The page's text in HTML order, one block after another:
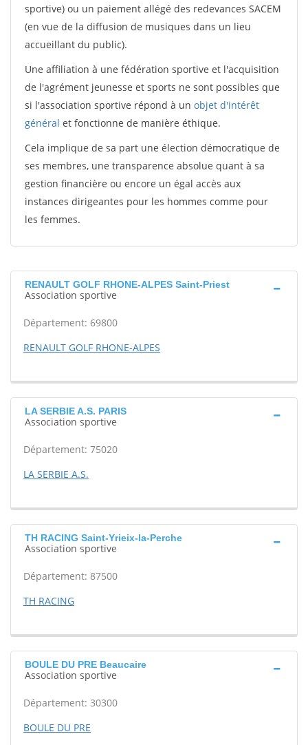
sportive) ou un paiement allégé des redevances SACEM
(en vue de la diffusion de musiques dans un lieu
accueillant du public).
Une affiliation à une fédération sportive et l'acquisition
de l'agrément jeunesse et sports ne sont possibles que
si l'association sportive répond à un objet d'intérêt
général et fonctionne de manière éthique.
Cela implique de sa part une élection démocratique de
ses membres, une transparence absolue quant à sa
gestion financière ou encore un égal accès aux
instances dirigeantes pour les hommes comme pour
les femmes.
RENAULT GOLF RHONE-ALPES Saint-Priest
Association sportive
Département: 69800
RENAULT GOLF RHONE-ALPES
LA SERBIE A.S. PARIS
Association sportive
Département: 75020
LA SERBIE A.S.
TH RACING Saint-Yrieix-la-Perche
Association sportive
Département: 87500
TH RACING
BOULE DU PRE Beaucaire
Association sportive
Département: 30300
BOULE DU PRE